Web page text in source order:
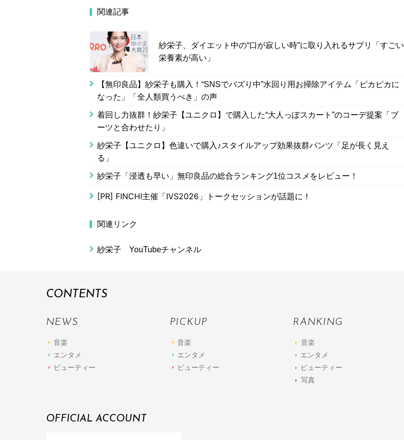
関連記事
紗栄子、ダイエット中の“口が寂しい時”に取り入れるサプリ「すごい
栄養素が高い」
【無印良品】紗栄子も購入！“SNSでバズり中”水回り用お掃除アイテム「ピカピカに
なった」「全人類買うべき」の声
着回し力抜群！紗栄子【ユニクロ】で購入した“大人っぽスカート”のコーデ提案「ブ
ーツと合わせたり」
紗栄子【ユニクロ】色違いで購入♪スタイルアップ効果抜群パンツ「足が長く見え
る」
紗栄子「浸透も早い」無印良品の総合ランキング1位コスメをレビュー！
[PR] FINCHI主催「IVS2026」トークセッションが話題に！
関連リンク
紗栄子 YouTubeチャンネル
CONTENTS
NEWS
音楽
エンタメ
ビューティー
PICKUP
音楽
エンタメ
ビューティー
RANKING
音楽
エンタメ
ビューティー
写真
OFFICIAL ACCOUNT